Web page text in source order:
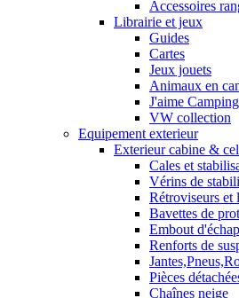
Accessoires
Librairie et jeux
Guides
Cartes
Jeux jouets
Animaux en
J'aime
VW collection
Equipement exterieur
Exterieur cabine &
Cales et
Vérins de
Rétroviseurs et
Bavettes de
Embout
Renforts de
Pièces
Chaînes neige